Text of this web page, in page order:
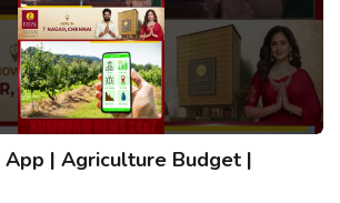
App | Agriculture Budget |